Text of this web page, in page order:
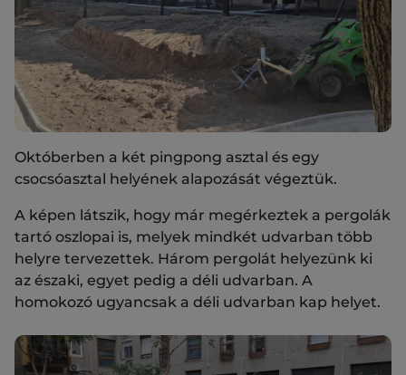
Októberben a két pingpong asztal és egy
csocsóasztal helyének alapozását végeztük.
A képen látszik, hogy már megérkeztek a pergolák
tartó oszlopai is, melyek mindkét udvarban több
helyre tervezettek. Három pergolát helyezünk ki
az északi, egyet pedig a déli udvarban. A
homokozó ugyancsak a déli udvarban kap helyet.